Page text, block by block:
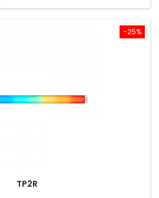
-25%
TP2R